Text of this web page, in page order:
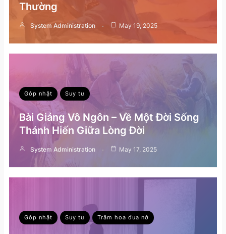
Thường
System Administration May 19, 2025
Góp nhặt Suy tư
Bài Giảng Vô Ngôn – Về Một Đời Sống
Thánh Hiến Giữa Lòng Đời
System Administration May 17, 2025
Góp nhặt Suy tư Trăm hoa đua nở